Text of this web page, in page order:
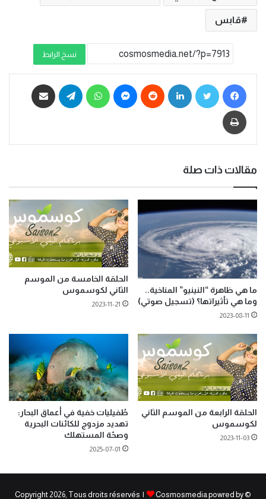
قابس
نسخ الرابط
مقالات ذات صلة
ما هي ظاهرة “النينيو” المناخية..
وما هي تأثيراتها؟ (تسجيل صوتي)
2023-08-11
الحلقة الخامسة من الموسم
الثاني لكوسموس
2023-11-21
الحلقة الرابعة من الموسم الثاني
لكوسموس
2023-11-03
طُفيليات خفية في أعماق البحار:
تهديد مزدوج للكائنات البحرية
وصحّة المستهلك
2025-07-01
© Copyright 2026, Tous droits réservés |
Cosmosmedia powred by